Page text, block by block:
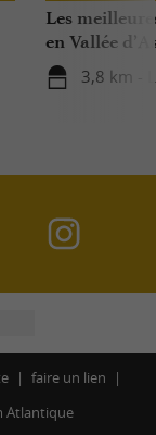
Les
en Vallée
3,8 km -
faire un lien
Atlantique